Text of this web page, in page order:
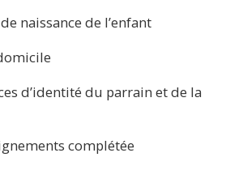
naissance de l’enfant
d’identité du parrain et de la
complétée